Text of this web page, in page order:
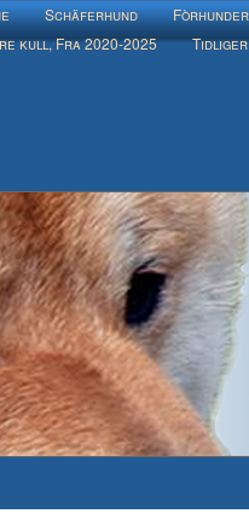
Schäferhund
kull, Fra 2020-2025